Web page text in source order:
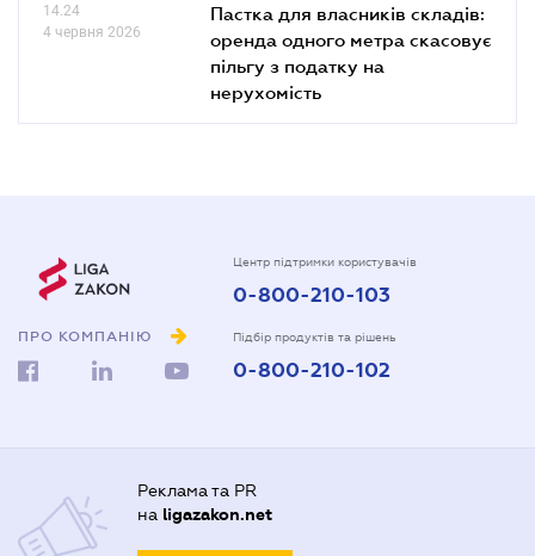
14.24
4 червня 2026
Пастка для власників складів:
оренда одного метра скасовує
пільгу з податку на
нерухомість
ПРО КОМПАНІЮ
Центр підтримки користувачів
0-800-210-103
Підбір продуктів та рішень
0-800-210-102
Реклама та PR
на ligazakon.net